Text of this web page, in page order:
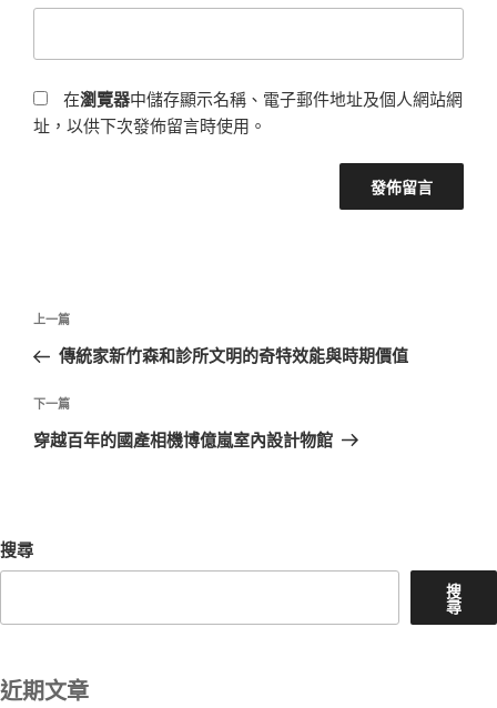
在瀏覽器中儲存顯示名稱、電子郵件地址及個人網站網
址，以供下次發佈留言時使用。
文
導
覽
上
一
文
章
上一篇
傳統家新竹森和診所文明的奇特效能與時期價值
下
一
下一篇
穿越百年的國產相機博億嵐室內設計物館
搜尋
搜
尋
近期文章